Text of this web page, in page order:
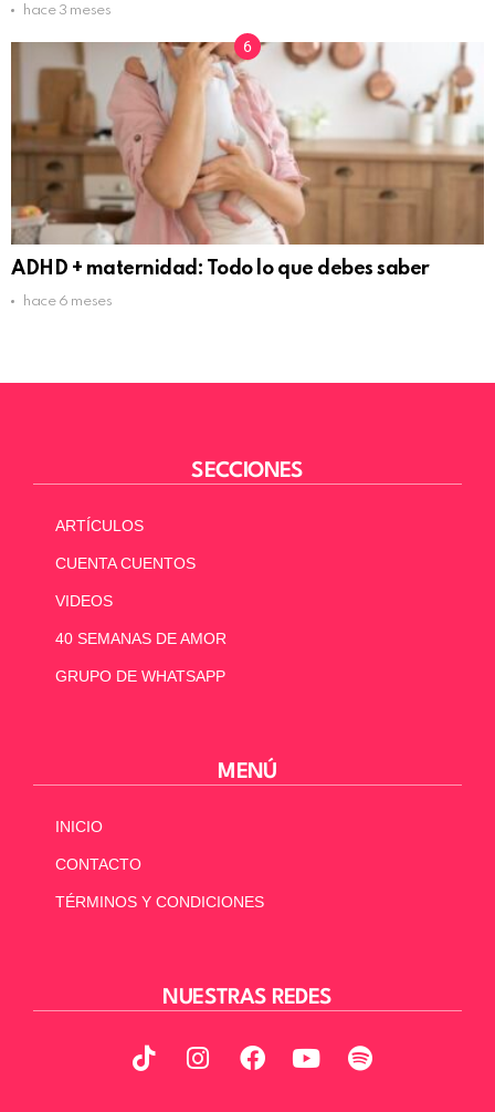
hace 3 meses
ADHD + maternidad: Todo lo que debes saber
hace 6 meses
SECCIONES
ARTÍCULOS
CUENTA CUENTOS
VIDEOS
40 SEMANAS DE AMOR
GRUPO DE WHATSAPP
MENÚ
INICIO
CONTACTO
TÉRMINOS Y CONDICIONES
NUESTRAS REDES